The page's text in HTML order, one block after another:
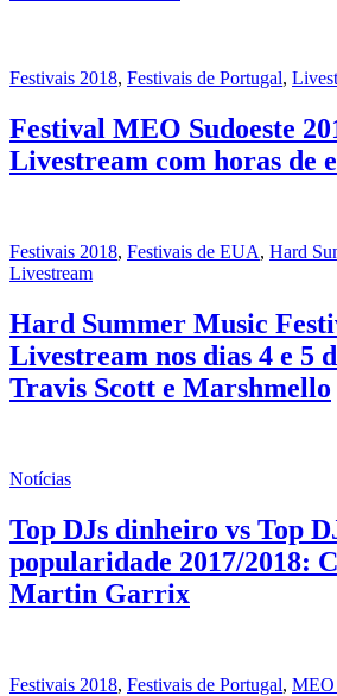
Festivais 2018, Festivais de Portugal,
Festival MEO Sudoeste
Livestream com horas de
Festivais 2018, Festivais de EUA, Hard
Livestream
Hard Summer Music
Livestream nos dias 4 e 5
Travis Scott e Marshmello
Notícias
Top DJs dinheiro vs Top
popularidade 2017/2018:
Martin Garrix
Festivais 2018, Festivais de Portugal, MEO